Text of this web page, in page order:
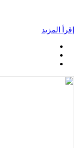
إقرأ المزيد